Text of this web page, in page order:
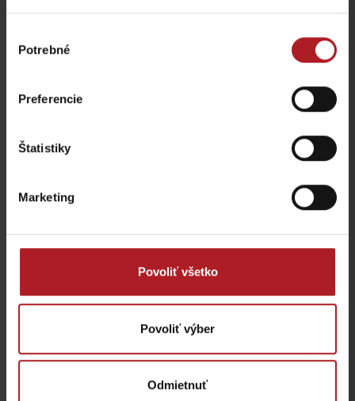
súhlasu
Potrebné
Preferencie
Štatistiky
Marketing
Povoliť všetko
Povoliť výber
Odmietnuť
Ekotopánky – predajňa
Liptovský Mikuláš,
nabíjacia stanica